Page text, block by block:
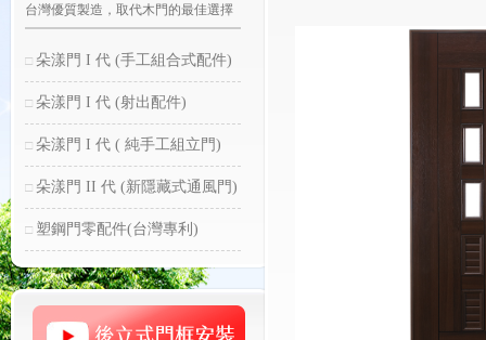
台灣優質製造，取代木門的最佳選擇
朵漾門 I 代 (手工組合式配件)
朵漾門 I 代 (射出配件)
朵漾門 I 代 ( 純手工組立門)
朵漾門 II 代 (新隱藏式通風門)
塑鋼門零配件(台灣專利)